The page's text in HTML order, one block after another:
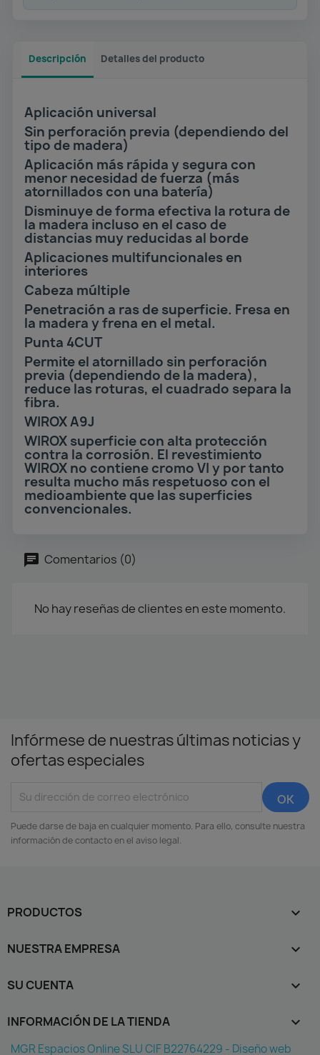
Descripción Detalles del producto
Aplicación universal
Sin perforación previa (dependiendo del
tipo de madera)
Aplicación más rápida y segura con
menor necesidad de fuerza (más
atornillados con una batería)
Disminuye de forma efectiva la rotura de
la madera incluso en el caso de
distancias muy reducidas al borde
Aplicaciones multifuncionales en
interiores
Cabeza múltiple
Penetración a ras de superficie. Fresa en
la madera y frena en el metal.
Punta 4CUT
Permite el atornillado sin perforación
previa (dependiendo de la madera),
reduce las roturas, el cuadrado separa la
fibra.
WIROX A9J
WIROX superficie con alta protección
contra la corrosión. El revestimiento
WIROX no contiene cromo VI y por tanto
resulta mucho más respetuoso con el
medioambiente que las superficies
convencionales.
Comentarios (0)
No hay reseñas de clientes en este momento.
Infórmese de nuestras últimas noticias y
ofertas especiales
Puede darse de baja en cualquier momento. Para ello, consulte nuestra
información de contacto en el aviso legal.
PRODUCTOS 
NUESTRA EMPRESA 
SU CUENTA 
INFORMACIÓN DE LA TIENDA keyboard_arrow_down
MGR Espacios Online SLU CIF B22764229 - Diseño web